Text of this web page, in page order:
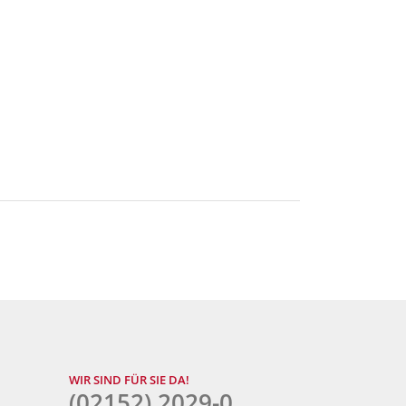
WIR SIND FÜR SIE DA!